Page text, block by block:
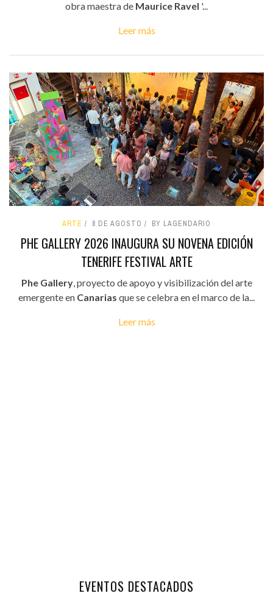
obra maestra de Maurice Ravel '...
Leer más
ARTE 8 DE AGOSTO BY LAGENDARIO
PHE GALLERY 2026 INAUGURA SU NOVENA EDICIÓN
TENERIFE FESTIVAL ARTE
Phe Gallery, proyecto de apoyo y visibilización del arte
emergente en Canarias que se celebra en el marco de la...
Leer más
EVENTOS DESTACADOS